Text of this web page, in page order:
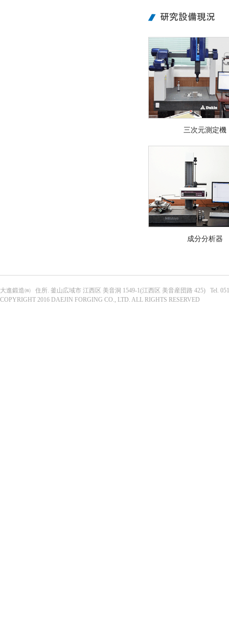
三次元測定機
成分分析器
大進鍛造㈱ 住所. 釜山広域市 江西区 美音洞 1549-1(江西区 美音産団路 425) Tel.
COPYRIGHT 2016 DAEJIN FORGING CO., LTD. ALL RIGHTS RESERVED